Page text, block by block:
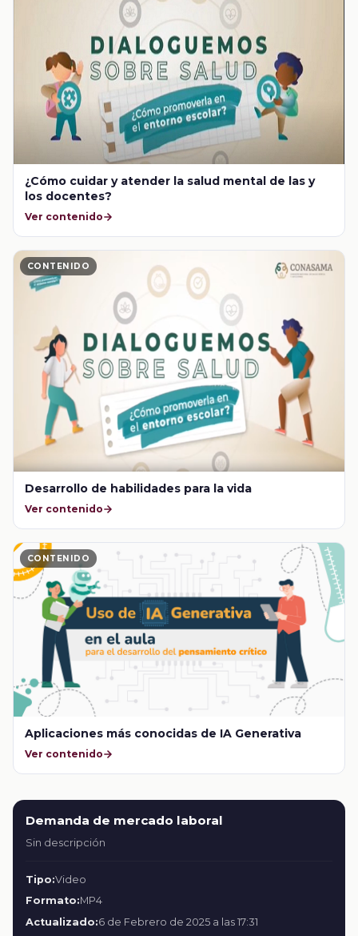
¿Cómo cuidar y atender la salud mental de las y
los docentes?
Ver contenido
CONTENIDO
Desarrollo de habilidades para la vida
Ver contenido
CONTENIDO
Aplicaciones más conocidas de IA Generativa
Ver contenido
Demanda de mercado laboral
Sin descripción
Tipo:Video
Formato:MP4
Actualizado:6 de Febrero de 2025 a las 17:31